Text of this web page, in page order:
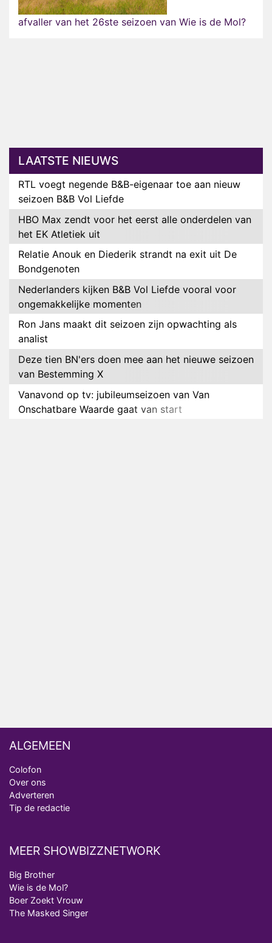
afvaller van het 26ste seizoen van Wie is de Mol?
LAATSTE NIEUWS
RTL voegt negende B&B-eigenaar toe aan nieuw
seizoen B&B Vol Liefde
HBO Max zendt voor het eerst alle onderdelen van
het EK Atletiek uit
Relatie Anouk en Diederik strandt na exit uit De
Bondgenoten
Nederlanders kijken B&B Vol Liefde vooral voor
ongemakkelijke momenten
Ron Jans maakt dit seizoen zijn opwachting als
analist
Deze tien BN'ers doen mee aan het nieuwe seizoen
van Bestemming X
Vanavond op tv: jubileumseizoen van Van
Onschatbare Waarde gaat van start
ALGEMEEN
Colofon
Over ons
Adverteren
Tip de redactie
MEER SHOWBIZZNETWORK
Big Brother
Wie is de Mol?
Boer Zoekt Vrouw
The Masked Singer